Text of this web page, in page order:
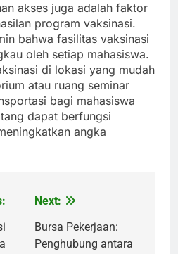
akses juga adalah faktor
program vaksinasi.
bahwa fasilitas vaksinasi
oleh setiap mahasiswa.
di lokasi yang mudah
atau ruang seminar
bagi mahasiswa
dapat berfungsi
angka
Next:
Bursa Pekerjaan:
Penghubung antara